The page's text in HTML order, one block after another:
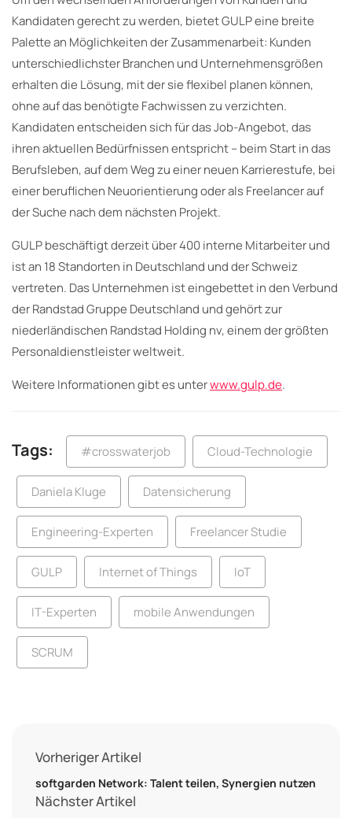
Kandidaten gerecht zu werden, bietet GULP eine breite
Palette an Möglichkeiten der Zusammenarbeit: Kunden
unterschiedlichster Branchen und Unternehmensgrößen
erhalten die Lösung, mit der sie flexibel planen können,
ohne auf das benötigte Fachwissen zu verzichten.
Kandidaten entscheiden sich für das Job-Angebot, das
ihren aktuellen Bedürfnissen entspricht – beim Start in das
Berufsleben, auf dem Weg zu einer neuen Karrierestufe, bei
einer beruflichen Neuorientierung oder als Freelancer auf
der Suche nach dem nächsten Projekt.
GULP beschäftigt derzeit über 400 interne Mitarbeiter und
ist an 18 Standorten in Deutschland und der Schweiz
vertreten. Das Unternehmen ist eingebettet in den Verbund
der Randstad Gruppe Deutschland und gehört zur
niederländischen Randstad Holding nv, einem der größten
Personaldienstleister weltweit.
Weitere Informationen gibt es unterwww.gulp.de.
Tags: #crosswaterjob Cloud-Technologie
Daniela Kluge Datensicherung
Engineering-Experten Freelancer Studie
GULP Internet of Things IoT
IT-Experten mobile Anwendungen
SCRUM
Vorheriger Artikel
softgarden Network: Talent teilen, Synergien nutzen
Nächster Artikel